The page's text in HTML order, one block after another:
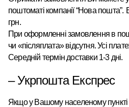
поштоматікомпанії “Нова пошта”.
грн.
При оформленні замовлення в
чи «післяплата» відсутня. Усі
Середній термін доставки 1-3 дні.
– Укрпошта Експрес
Якщо у Вашому населеному пункті